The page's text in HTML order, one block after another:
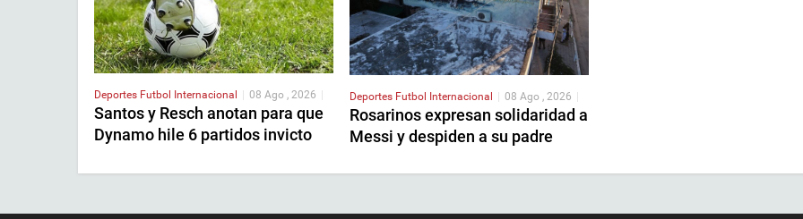
Deportes Futbol Internacional | 08 Ago , 2026 |
Santos y Resch anotan para que
Dynamo hile 6 partidos invicto
Deportes Futbol Internacional 08 Ago , 2026
Rosarinos expresan solidaridad a
Messi y despiden a su padre